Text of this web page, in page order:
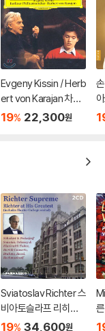
Evgeny Kissin / Herb
ert von Karajan 차이
코프스키: 피아노 협주
19% 22,300원
Sviatoslav Richter 스
비아토슬라프 리히테
르 라이브 레코딩 모음
19% 34,600원